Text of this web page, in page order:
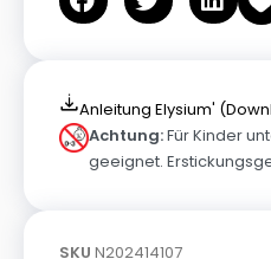
Anleitung Elysium'
Achtung:Für Kinder
geeignet.
SKU N202414107